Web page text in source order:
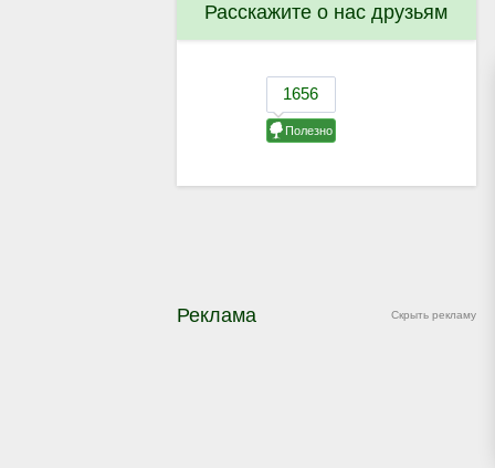
Расскажите о нас друзьям
Скрыть рекламу
Реклама